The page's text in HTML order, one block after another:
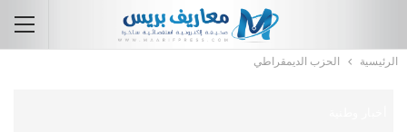
الرئيسية الحزب الديمقراطي